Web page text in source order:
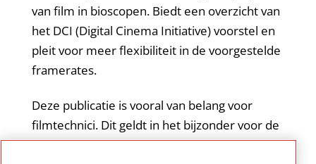
van film in bioscopen. Biedt een overzicht van
het DCI (Digital Cinema Initiative) voorstel en
pleit voor meer flexibiliteit in de voorgestelde
framerates.
Deze publicatie is vooral van belang voor
filmtechnici. Dit geldt in het bijzonder voor de
twee bijlagen die veel informatie bevatten